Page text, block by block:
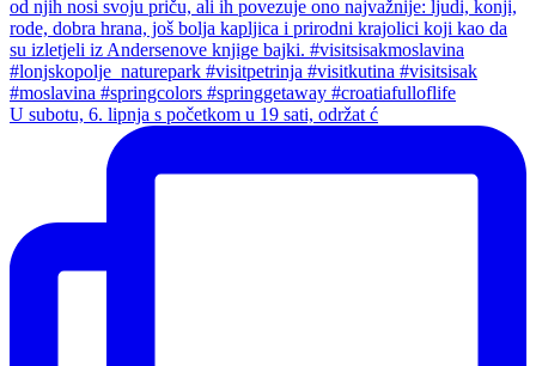
U subotu, 6. lipnja s početkom u 19 sati, održat ć